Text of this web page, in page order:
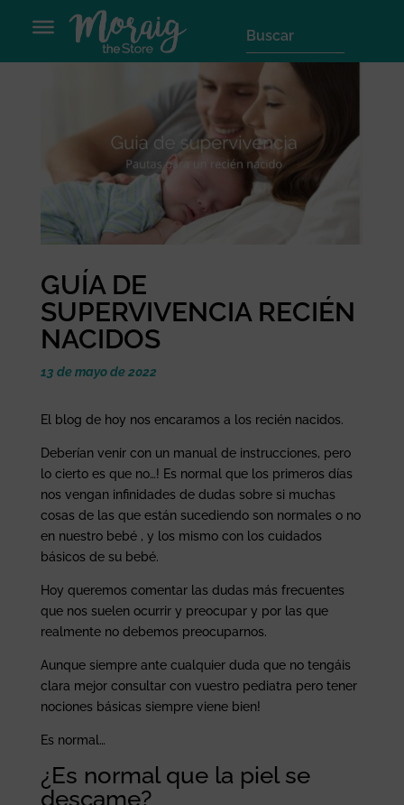
GUÍA DE
SUPERVIVENCIA RECIÉN
NACIDOS
13 de mayo de 2022
El blog de hoy nos encaramos a los recién nacidos.
Deberían venir con un manual de instrucciones, pero
lo cierto es que no…! Es normal que los primeros días
nos vengan infinidades de dudas sobre si muchas
cosas de las que están sucediendo son normales o no
en nuestro bebé , y los mismo con los cuidados
básicos de su bebé.
Hoy queremos comentar las dudas más frecuentes
que nos suelen ocurrir y preocupar y por las que
realmente no debemos preocuparnos.
Aunque siempre ante cualquier duda que no tengáis
clara mejor consultar con vuestro pediatra pero tener
nociones básicas siempre viene bien!
Es normal…
¿Es normal que la piel se
descame?